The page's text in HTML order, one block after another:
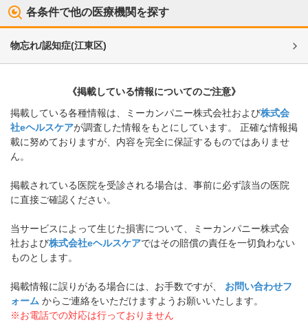
各条件で他の医療機関を探す
物忘れ/認知症(江東区)
《掲載している情報についてのご注意》
掲載している各種情報は、ミーカンパニー株式会社および株式会
社eヘルスケアが調査した情報をもとにしています。 正確な情報掲
載に努めておりますが、内容を完全に保証するものではありませ
ん。
掲載されている医院を受診される場合は、事前に必ず該当の医院
に直接ご確認ください。
当サービスによって生じた損害について、ミーカンパニー株式会
社および株式会社eヘルスケアではその賠償の責任を一切負わない
ものとします。
掲載情報に誤りがある場合には、お手数ですが、
お問い合わせフ
ォーム からご連絡をいただけますようお願いいたします。
※お電話での対応は行っておりません